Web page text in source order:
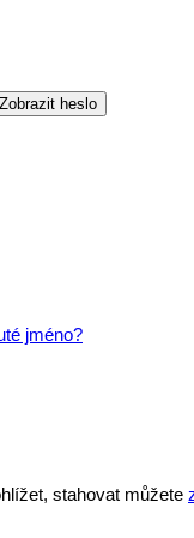
Zobrazit heslo
jméno?
stahovat můžete